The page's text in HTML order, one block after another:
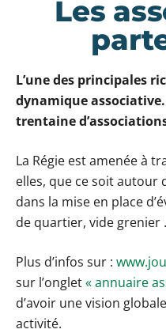
Les
L’une des principales
dynamique associative.
trentaine
La Régie est amenée à
elles, que ce soit autour
dans la mise en place
de quartier, vide grenier
Plus d’infos sur :
sur l’onglet« annuaire
d’avoir une vision
activité.